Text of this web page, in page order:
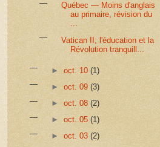
Québec — Moins d'anglais
au primaire, révision du
...
Vatican II, l'éducation et la
Révolution tranquill...
► oct. 10 (1)
► oct. 09 (3)
► oct. 08 (2)
► oct. 05 (1)
► oct. 03 (2)